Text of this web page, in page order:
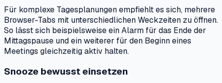
Für komplexe Tagesplanungen empfiehlt es sich, mehrere
Browser-Tabs mit unterschiedlichen Weckzeiten zu öffnen.
So lässt sich beispielsweise ein Alarm für das Ende der
Mittagspause und ein weiterer für den Beginn eines
Meetings gleichzeitig aktiv halten.
Snooze bewusst einsetzen